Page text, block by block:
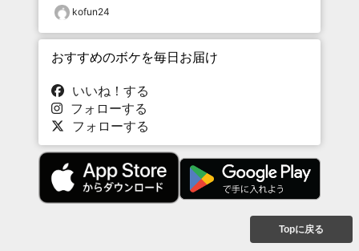
kofun24
おすすめのボケを毎日お届け
いいね！する
フォローする
フォローする
Topに戻る